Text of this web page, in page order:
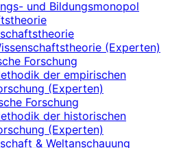
und Bildungsmonopol
(Experten)
Forschung
der empirischen
(Experten)
Forschung
der historischen
(Experten)
& Weltanschauung